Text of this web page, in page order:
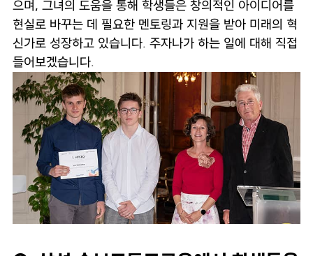
으며, 그녀의 도움을 통해 학생들은 창의적인 아이디어를
현실로 바꾸는 데 필요한 멘토링과 지원을 받아 미래의 혁
신가로 성장하고 있습니다. 주자나가 하는 일에 대해 직접
들어보겠습니다.